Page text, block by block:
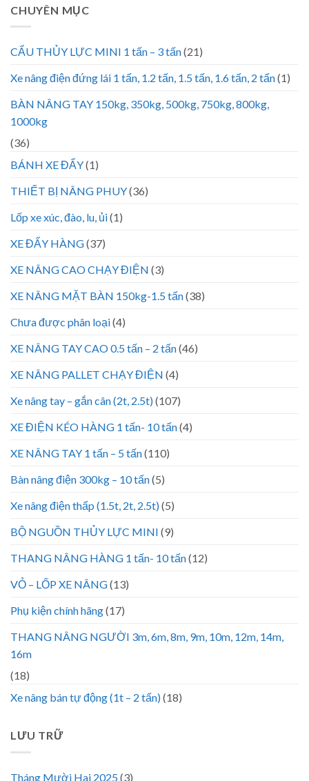
CHUYÊN MỤC
CẨU THỦY LỰC MINI 1 tấn – 3 tấn(21)
Xe nâng điện đứng lái 1 tấn, 1.2 tấn, 1.5 tấn, 1.6 tấn, 2 tấn(1)
BÀN NÂNG TAY 150kg, 350kg, 500kg, 750kg, 800kg,
1000kg
(36)
BÁNH XE ĐẨY(1)
THIẾT BỊ NÂNG PHUY(36)
Lốp xe xúc, đào, lu, ủi(1)
XE ĐẨY HÀNG(37)
XE NÂNG CAO CHẠY ĐIỆN (3)
XE NÂNG MẶT BÀN 150kg-1.5 tấn(38)
Chưa được phân loại(4)
XE NÂNG TAY CAO 0.5 tấn – 2 tấn(46)
XE NÂNG PALLET CHẠY ĐIỆN (4)
Xe nâng tay – gắn cân (2t, 2.5t)(107)
XE ĐIỆN KÉO HÀNG 1 tấn- 10 tấn(4)
XE NÂNG TAY 1 tấn – 5 tấn(110)
Bàn nâng điện 300kg – 10 tấn(5)
Xe nâng điện thấp (1.5t, 2t, 2.5t)(5)
BỘ NGUỒN THỦY LỰC MINI (9)
THANG NÂNG HÀNG 1 tấn- 10 tấn(12)
VỎ – LỐP XE NÂNG(13)
Phụ kiện chính hãng(17)
THANG NÂNG NGƯỜI 3m, 6m, 8m, 9m, 10m, 12m, 14m,
16m
(18)
Xe nâng bán tự động (1t – 2 tấn)(18)
LƯU TRỮ
Tháng Mười Hai 2025(3)